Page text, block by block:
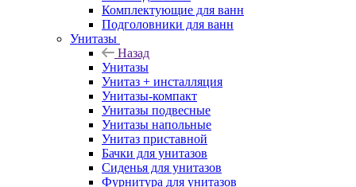
Комплектующие для ванн
Подголовники для ванн
Унитазы
Назад
Унитазы
Унитаз + инсталляция
Унитазы-компакт
Унитазы подвесные
Унитазы напольные
Унитаз приставной
Бачки для унитазов
Сиденья для унитазов
Фурнитура для унитазов